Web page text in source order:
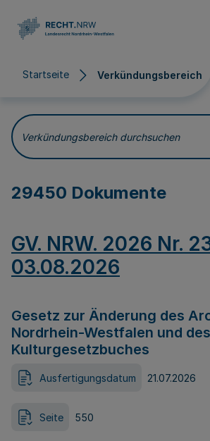
Startseite Verkündungsbereich
Verkündungsbereich durchsuchen
29450 Dokumente
GV. NRW. 2026 Nr.
03.08.2026
Gesetz zur Änderung des
Nordrhein-Westfalen und des
Kulturgesetzbuches
Ausfertigungsdatum 21.07.2026
Seite 550